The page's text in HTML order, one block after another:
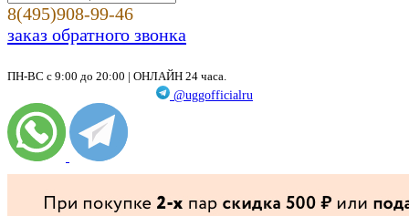
8(495)908-99-46
заказ обратного звонка
ПН-ВС с 9:00 до 20:00 | ОНЛАЙН 24 часа.
@uggofficialru